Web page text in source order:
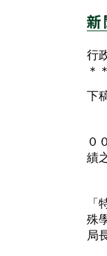
行
＊
下
０
績
殊
局